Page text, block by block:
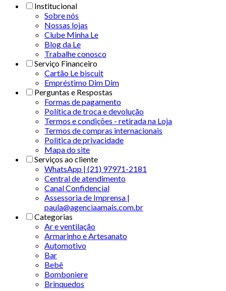
Institucional
Sobre nós
Nossas lojas
Clube Minha Le
Blog da Le
Trabalhe conosco
Serviço Financeiro
Cartão Le biscuit
Empréstimo Dim Dim
Perguntas e Respostas
Formas de pagamento
Política de troca e devolução
Termos e condições - retirada na Loja
Termos de compras internacionais
Politica de privacidade
Mapa do site
Serviços ao cliente
WhatsApp | (21) 97971-2181
Central de atendimento
Canal Confidencial
Assessoria de Imprensa |
paula@agenciaamais.com.br
Categorias
Ar e ventilação
Armarinho e Artesanato
Automotivo
Bar
Bebê
Bomboniere
Brinquedos